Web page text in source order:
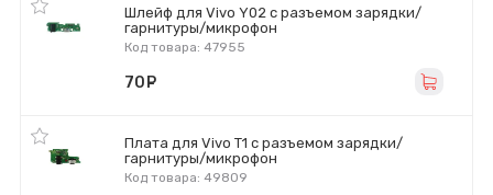
Шлейф для Vivo Y02 с разъемом зарядки/
гарнитуры/микрофон
Код товара: 47955
70
Плата для Vivo T1 с разъемом зарядки/
гарнитуры/микрофон
Код товара: 49809